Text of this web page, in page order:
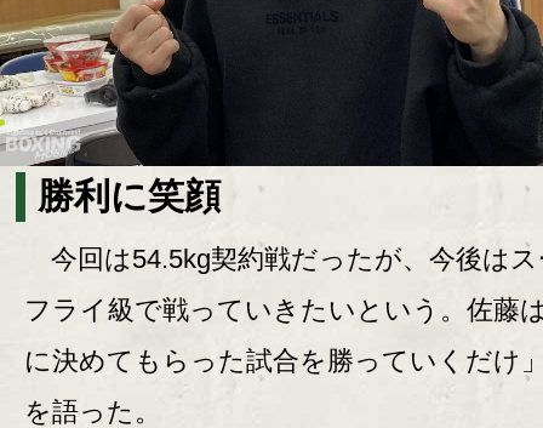
勝利に笑顔
今回は54.5kg契約戦だったが、今後は
フライ級で戦っていきたいという。佐藤
に決めてもらった試合を勝っていくだけ
を語った。